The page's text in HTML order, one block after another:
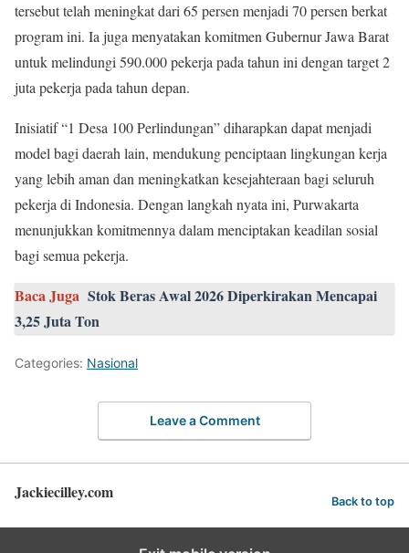
tersebut telah meningkat dari 65 persen menjadi 70 persen berkat
program ini. Ia juga menyatakan komitmen Gubernur Jawa Barat
untuk melindungi 590.000 pekerja pada tahun ini dengan target 2
juta pekerja pada tahun depan.
Inisiatif “1 Desa 100 Perlindungan” diharapkan dapat menjadi
model bagi daerah lain, mendukung penciptaan lingkungan kerja
yang lebih aman dan meningkatkan kesejahteraan bagi seluruh
pekerja di Indonesia. Dengan langkah nyata ini, Purwakarta
menunjukkan komitmennya dalam menciptakan keadilan sosial
bagi semua pekerja.
Baca Juga Stok Beras Awal 2026 Diperkirakan Mencapai
3,25 Juta Ton
Categories: Nasional
Leave a Comment
Jackiecilley.com Back to top